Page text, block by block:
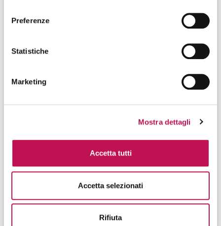
Preferenze
Statistiche
Marketing
Mostra dettagli
Accetta tutti
Accetta selezionati
Rifiuta
supervisione delle iniziative di AI e machine
definizione delle politiche di AI governance;
gestione dell’etica e della trasparenza
monitoraggio della qualità dei dati utilizzati dai
modelli di AI;
L’evoluzione più recente del ruolo riguarda l’adozione di
Decision Intelligence,disciplina che
supportare scelte aziendali sempre più rapide e